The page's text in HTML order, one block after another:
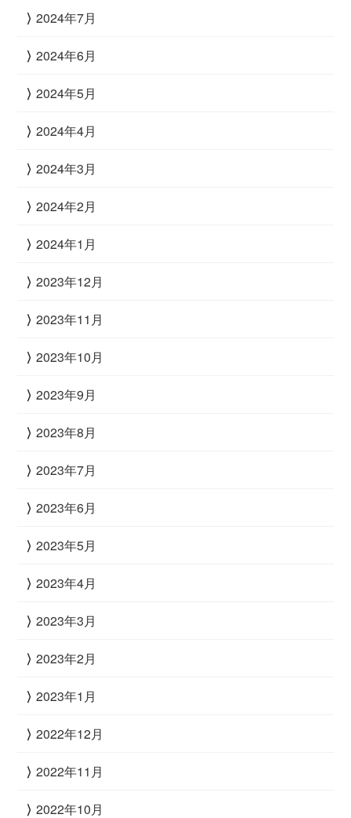
2024年7月
2024年6月
2024年5月
2024年4月
2024年3月
2024年2月
2024年1月
2023年12月
2023年11月
2023年10月
2023年9月
2023年8月
2023年7月
2023年6月
2023年5月
2023年4月
2023年3月
2023年2月
2023年1月
2022年12月
2022年11月
2022年10月